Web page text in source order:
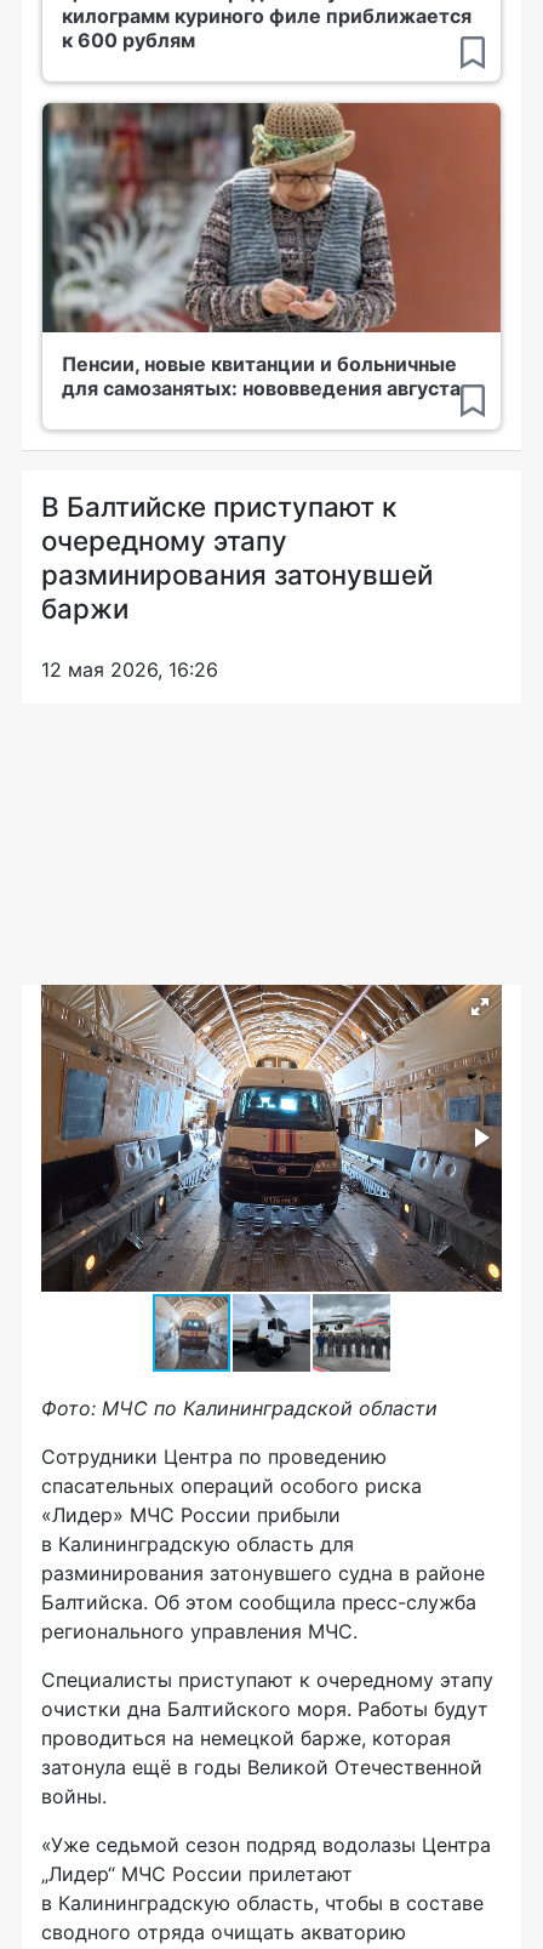
килограмм куриного филе приближается
к 600 рублям
Пенсии, новые квитанции и больничные
для самозанятых: нововведения августа
В Балтийске приступают к
очередному этапу
разминирования затонувшей
баржи
12 мая 2026, 16:26
Фото: МЧС по Калининградской области
Сотрудники Центра по проведению
спасательных операций особого риска
«Лидер» МЧС России прибыли
в Калининградскую область для
разминирования затонувшего судна в районе
Балтийска. Об этом сообщила пресс-служба
регионального управления МЧС.
Специалисты приступают к очередному этапу
очистки дна Балтийского моря. Работы будут
проводиться на немецкой барже, которая
затонула ещё в годы Великой Отечественной
войны.
«Уже седьмой сезон подряд водолазы Центра
„Лидер“ МЧС России прилетают
в Калининградскую область, чтобы в составе
сводного отряда очищать акваторию